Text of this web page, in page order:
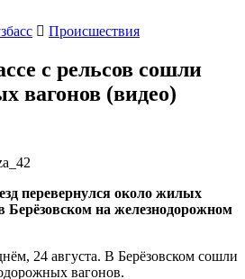
Происшествия
с рельсов сошли
вагонов (видео)
перевернулся около жилых
Берёзовском на железнодорожном
24 августа. В Берёзовском сошли
вагонов.